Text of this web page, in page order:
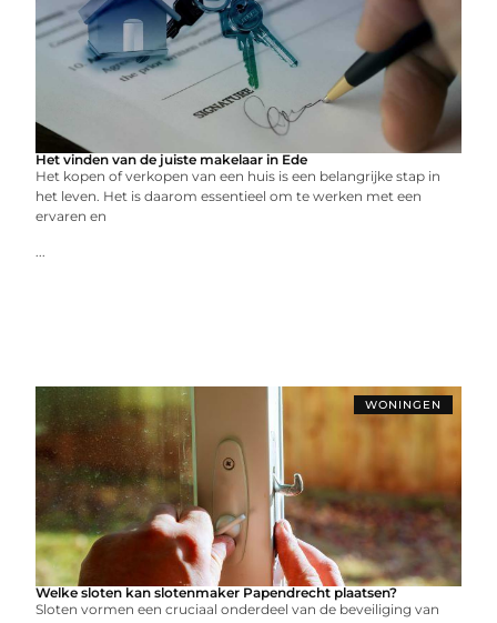
Het vinden van de juiste makelaar in Ede
Het kopen of verkopen van een huis is een belangrijke stap in
het leven. Het is daarom essentieel om te werken met een
ervaren en
...
WONINGEN
Welke sloten kan slotenmaker Papendrecht plaatsen?
Sloten vormen een cruciaal onderdeel van de beveiliging van